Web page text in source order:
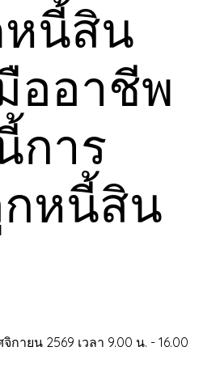
หนี้สิน
ออาชีพ
การ
หนี้สิน
ายน 2569 เวลา 9.00 น. - 16.00